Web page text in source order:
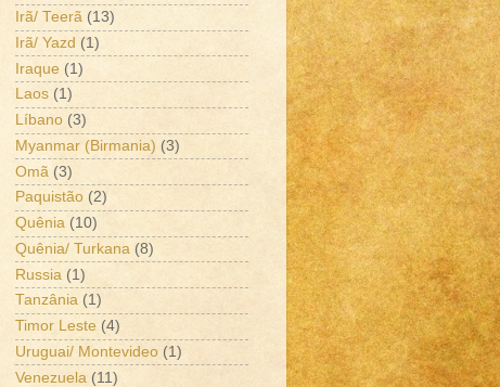
Irã/ Teerã (13)
Irã/ Yazd (1)
Iraque (1)
Laos (1)
Líbano (3)
Myanmar (Birmania) (3)
Omã (3)
Paquistão (2)
Quênia (10)
Quênia/ Turkana (8)
Russia (1)
Tanzânia (1)
Timor Leste (4)
Uruguai/ Montevideo (1)
Venezuela (11)